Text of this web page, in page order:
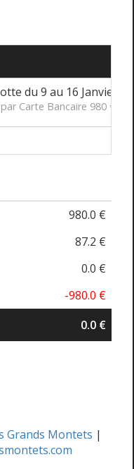
du 9 au 16 Janvier
Carte Bancaire 980 €
980.0 €
87.2 €
0.0 €
-980.0 €
0.0 €
Grands Montets |